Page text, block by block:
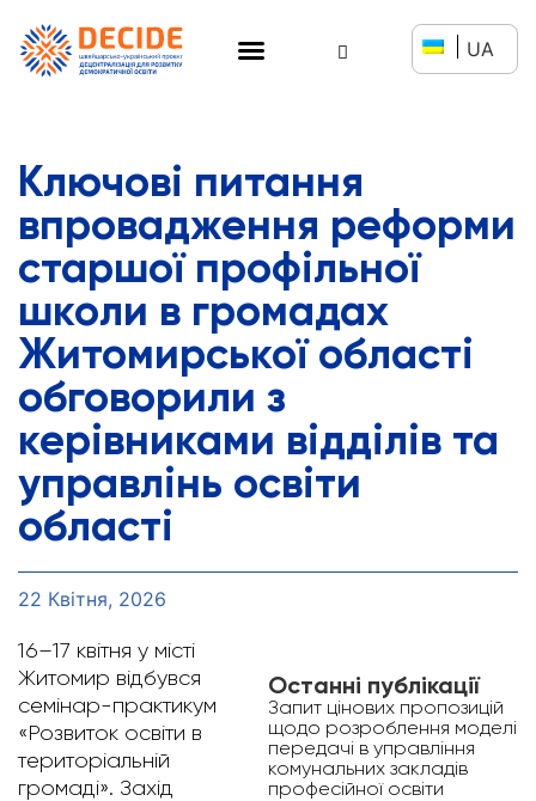
UA
Ключові питання
впровадження реформи
старшої профільної
школи в громадах
Житомирської області
обговорили з
керівниками відділів та
управлінь освіти
області
22 Квітня, 2026
16–17 квітня у місті
Житомир відбувся
семінар-практикум
«Розвиток освіти в
територіальній
громаді». Захід
Останні публікації
Запит цінових пропозицій
щодо розроблення моделі
передачі в управління
комунальних закладів
професійної освіти